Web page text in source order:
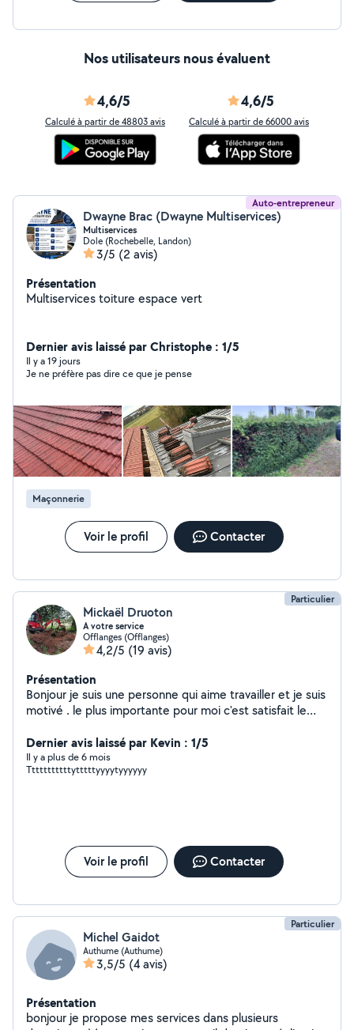
Nos utilisateurs nous évaluent
4,6/5
Calculé à partir de 48803 avis
4,6/5
Calculé à partir de 66000 avis
Auto-entrepreneur
Dwayne Brac (Dwayne Multiservices)
Multiservices
Dole (Rochebelle, Landon)
3/5 (2 avis)
Présentation
Multiservices toiture espace vert
Dernier avis laissé par Christophe : 1/5
Il y a 19 jours
Je ne préfère pas dire ce que je pense
Maçonnerie
Voir le profil Contacter
Particulier
Mickaël Druoton
A votre service
Offlanges (Offlanges)
4,2/5 (19 avis)
Présentation
Bonjour je suis une personne qui aime travailler et je suis
motivé . le plus importante pour moi c'est satisfait le
Dernier avis laissé par Kevin : 1/5
Il y a plus de 6 mois
Tttttttttttytttttyyyytyyyyyy
Voir le profil Contacter
Particulier
Michel Gaidot
Authume (Authume)
3,5/5 (4 avis)
Présentation
bonjour je propose mes services dans plusieurs